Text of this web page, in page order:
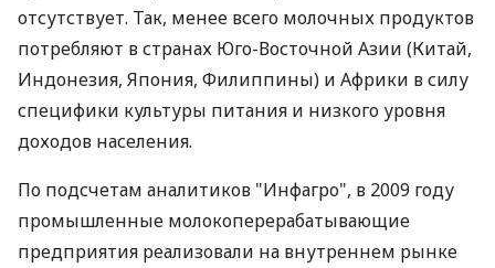
отсутствует. Так, менее всего молочных продуктов
потребляют в странах Юго-Восточной Азии (Китай,
Индонезия, Япония, Филиппины) и Африки в силу
специфики культуры питания и низкого уровня
доходов населения.
По подсчетам аналитиков "Инфагро", в 2009 году
промышленные молокоперерабатывающие
предприятия реализовали на внутреннем рынке